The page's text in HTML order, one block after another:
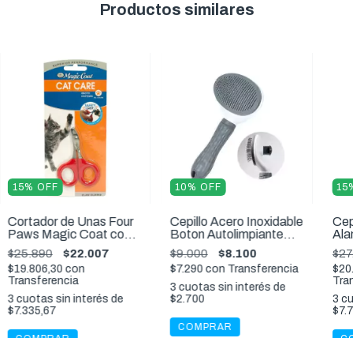
Productos similares
15% OFF
Cortador de Unas Four
Paws Magic Coat con
Controlador de Corte
$25.890 $22.007
$19.806,30 con
Transferencia
3 cuotas sin interés de
$7.335,67
10% OFF
Cepillo Acero Inoxidable
Boton Autolimpiante
Saca Nudos Para
Perros
$9.000 $8.100
$7.290 con Transferencia
3 cuotas sin interés de
$2.700
15
3